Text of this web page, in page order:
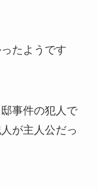
たようです
事件の犯人で
が主人公だっ